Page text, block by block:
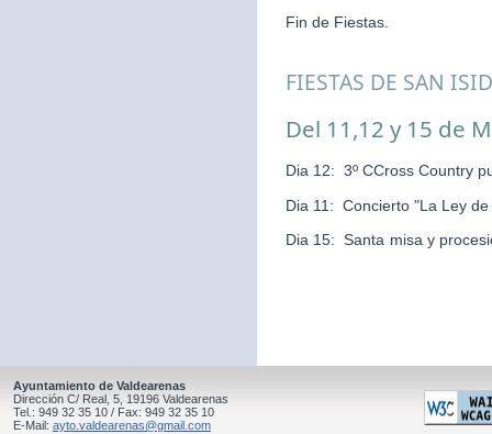
Fin de Fiestas.
FIESTAS DE SAN
Del 11,12 y 15 de
Dia 12: 3º CCross Country
Dia 11: Concierto "La Ley
Dia 15: Santa misa y
Ayuntamiento de Valdearenas
Dirección C/ Real, 5, 19196 Valdearenas
Tel.: 949 32 35 10 / Fax: 949 32 35 10
E-Mail: ayto.valdearenas@gmail.com